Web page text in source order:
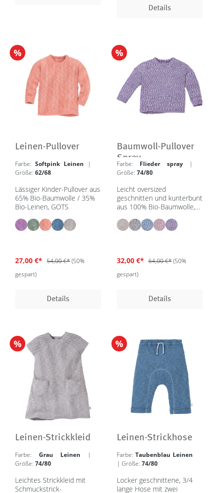
Details
%
Leinen-Pullover
Farbe: Softpink Leinen
|
Größe: 62/68
Lässiger Kinder-Pullover aus
65% Bio-Baumwolle / 35%
Bio-Leinen, GOTS
27,00 €* 54,00 €*(50%
gespart)
Details
%
Baumwoll-Pullover
Spray
Farbe: Flieder spray
|
Größe: 74/80
Leicht oversized
geschnitten und kunterbunt
aus 100% Bio-Baumwolle,
32,00 €* 64,00 €*(50%
gespart)
Details
%
Leinen-Strickkleid
Farbe: Grau Leinen
|
Größe: 74/80
Leichtes Strickkleid mit
Schmuckstrick-
%
Leinen-Strickhose
Farbe: Taubenblau Leinen
| Größe: 74/80
Locker geschnittene, 3/4
lange Hose mit zwei